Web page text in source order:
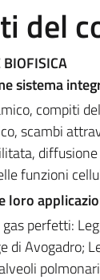
del
sistema
compiti
scambi
funzioni
loro
perfetti:
di Avogadro;